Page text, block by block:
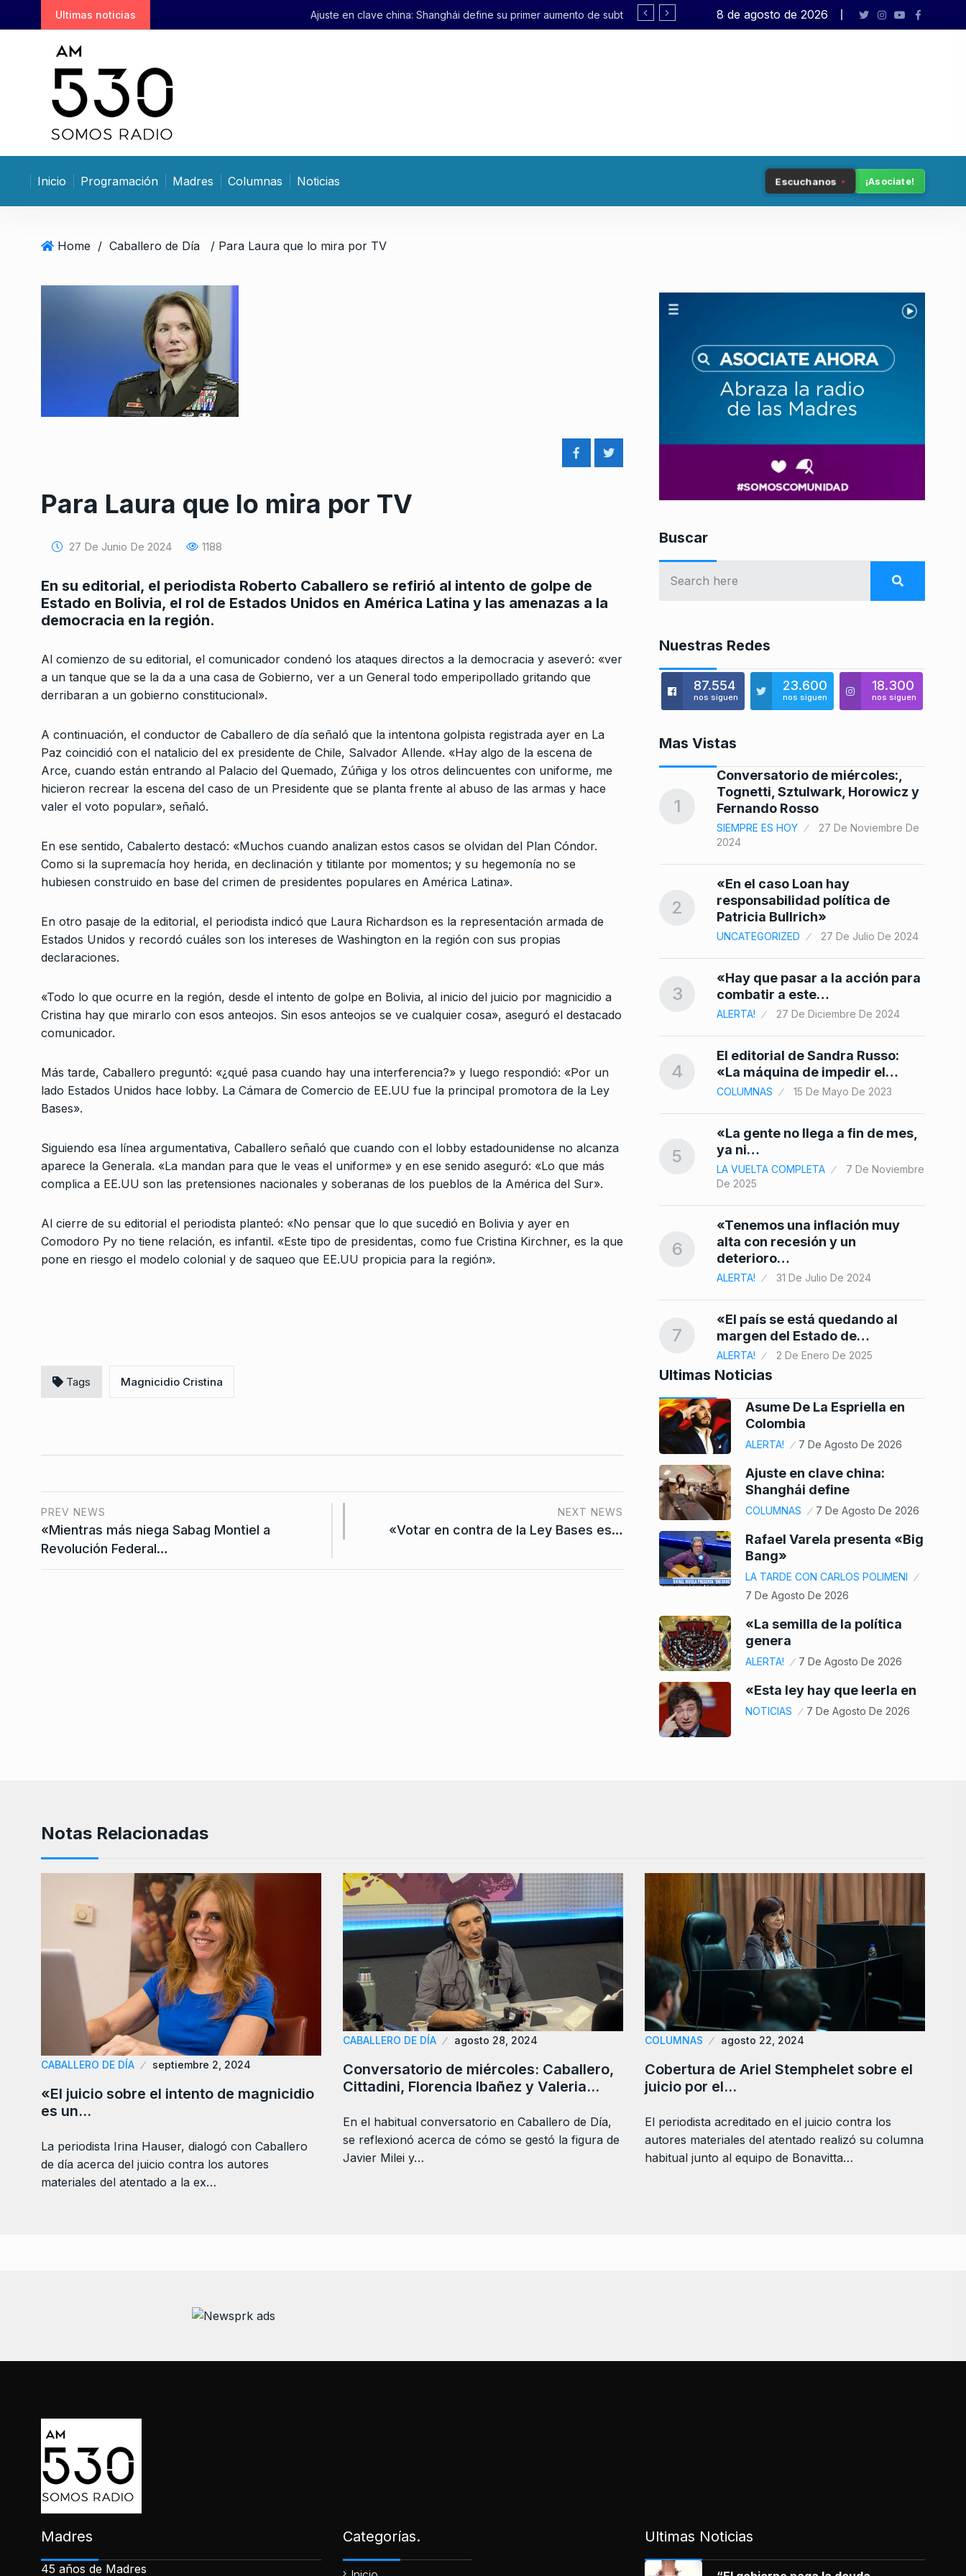
k
n
Ultimas noticias Ajuste en clave china: Shanghái define su primer aumento de subte en 21 años Rafael Varela presenta «Big Bang»
8 de agosto de 2026
Inicio Programación Madres Columnas Noticias Escuchanos ¡Asociate!
Home / Caballero de Día / Para Laura que lo mira por TV
Para Laura que lo mira por TV
27 De Junio De 2024 1188
En su editorial, el periodista Roberto Caballero se refirió al intento de golpe de
Estado en Bolivia, el rol de Estados Unidos en América Latina y las amenazas a la
democracia en la región.
Al comienzo de su editorial, el comunicador condenó los ataques directos a la democracia y aseveró: «ver
a un tanque que se la da a una casa de Gobierno, ver a un General todo emperipollado gritando que
derribaran a un gobierno constitucional».
A continuación, el conductor de Caballero de día señaló que la intentona golpista registrada ayer en La
Paz coincidió con el natalicio del ex presidente de Chile, Salvador Allende. «Hay algo de la escena de
Arce, cuando están entrando al Palacio del Quemado, Zúñiga y los otros delincuentes con uniforme, me
hicieron recrear la escena del caso de un Presidente que se planta frente al abuso de las armas y hace
valer el voto popular», señaló.
En ese sentido, Cabalerto destacó: «Muchos cuando analizan estos casos se olvidan del Plan Cóndor.
Como si la supremacía hoy herida, en declinación y titilante por momentos; y su hegemonía no se
hubiesen construido en base del crimen de presidentes populares en América Latina».
En otro pasaje de la editorial, el periodista indicó que Laura Richardson es la representación armada de
Estados Unidos y recordó cuáles son los intereses de Washington en la región con sus propias
declaraciones.
«Todo lo que ocurre en la región, desde el intento de golpe en Bolivia, al inicio del juicio por magnicidio a
Cristina hay que mirarlo con esos anteojos. Sin esos anteojos se ve cualquier cosa», aseguró el destacado
comunicador.
Más tarde, Caballero preguntó: «¿qué pasa cuando hay una interferencia?» y luego respondió: «Por un
lado Estados Unidos hace lobby. La Cámara de Comercio de EE.UU fue la principal promotora de la Ley
Bases».
Siguiendo esa línea argumentativa, Caballero señaló que cuando con el lobby estadounidense no alcanza
aparece la Generala. «La mandan para que le veas el uniforme» y en ese senido aseguró: «Lo que más
complica a EE.UU son las pretensiones nacionales y soberanas de los pueblos de la América del Sur».
Al cierre de su editorial el periodista planteó: «No pensar que lo que sucedió en Bolivia y ayer en
Comodoro Py no tiene relación, es infantil. «Este tipo de presidentas, como fue Cristina Kirchner, es la que
pone en riesgo el modelo colonial y de saqueo que EE.UU propicia para la región».
Tags Magnicidio Cristina
PREV NEWS
«Mientras más niega Sabag Montiel a
Revolución Federal…
NEXT NEWS
«Votar en contra de la Ley Bases es…
Buscar
Nuestras Redes
87.554
nos siguen
23.600
nos siguen
18.300
nos siguen
Mas Vistas
1
Conversatorio de miércoles:,
Tognetti, Sztulwark, Horowicz y
Fernando Rosso
2024
«En el caso Loan hay
Patricia Bullrich»
UNCATEGORIZED 27 De Julio De 2024
3
combatir a este…
ALERTA! 27 De Diciembre De 2024
4
«La máquina de impedir el…
COLUMNAS 15 De Mayo De 2023
5
ya ni…
LA VUELTA COMPLETA
7 De Noviembre
De 2025
6
«Tenemos una inflación muy
alta con recesión y un
deterioro…
8
Cardoso: «Desde 1 a 4 junio se
realizará la séptima…
9 Las palabras y las cosas
NOTICIAS 2
10
«Este gobierno le da vía libre a
grupos violentos que…
1
Conversatorio de miércoles:,
Tognetti, Sztulwark, Horowicz y
Fernando Rosso
SIEMPRE ES HOY
27 De Noviembre De
2024
2
«En el caso Loan hay
responsabilidad política de
Patricia Bullrich»
UNCATEGORIZED 27 De Julio De 2024
3
«Hay que pasar a la acción para
combatir a este…
ALERTA! 27 De Diciembre De 2024
4
El editorial de Sandra Russo:
«La máquina de impedir el…
COLUMNAS 15 De Mayo De 2023
5
«La gente no llega a fin de mes,
ya ni…
LA VUELTA COMPLETA
7 De Noviembre
De 2025
6
«Tenemos una inflación muy
alta con recesión y un
deterioro…
ALERTA! 31 De Julio De 2024
7
«El país se está quedando al
margen del Estado de…
ALERTA! 2 De Enero De 2025
Ultimas Noticias
Asume De La Espriella en
Colombia
ALERTA! 7 De Agosto De 2026
Ajuste en clave china:
Shanghái define
COLUMNAS 7 De Agosto De 2026
Rafael Varela presenta «Big
Bang»
LA TARDE CON CARLOS POLIMENI
7 De Agosto De 2026
«La semilla de la política
genera
ALERTA! 7 De Agosto De 2026
«Esta ley hay que leerla en
NOTICIAS 7 De Agosto De 2026
Notas Relacionadas
CABALLERO DE DÍA septiembre 2, 2024
«El juicio sobre el intento de magnicidio
es un…
La periodista Irina Hauser, dialogó con Caballero
de día acerca del juicio contra los autores
materiales del atentado a la ex…
CABALLERO DE DÍA agosto 28, 2024
Conversatorio de miércoles: Caballero,
Cittadini, Florencia Ibañez y Valeria…
En el habitual conversatorio en Caballero de Día,
se reflexionó acerca de cómo se gestó la figura de
Javier Milei y…
COLUMNAS agosto 22, 2024
Cobertura de Ariel Stemphelet sobre el
juicio por el…
El periodista acreditado en el juicio contra los
autores materiales del atentado realizó su columna
habitual junto al equipo de Bonavitta…
Madres
45 años de Madres
Categorías. Ultimas Noticias